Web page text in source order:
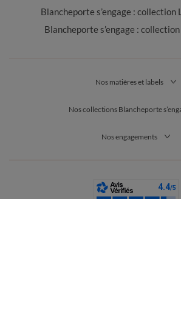
Blancheporte s’engage : collection
Blancheporte s’engage :
Nos matières et labels
Nos collections Blancheporte
Nos engagements